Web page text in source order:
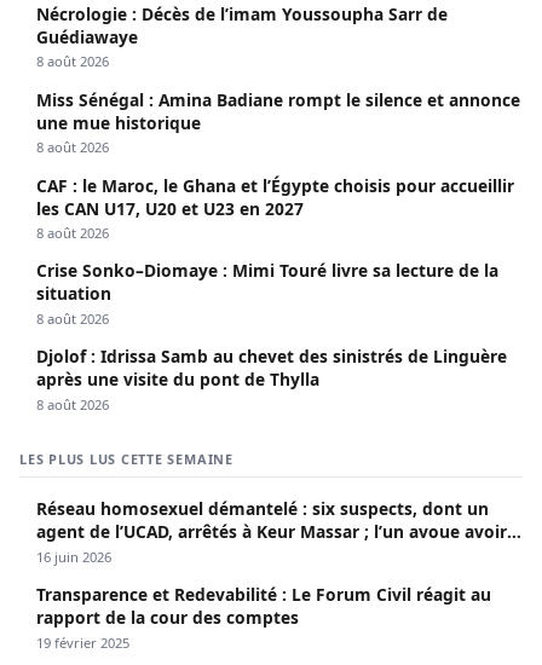
Nécrologie : Décès de l’imam Youssoupha Sarr de
Guédiawaye
8 août 2026
Miss Sénégal : Amina Badiane rompt le silence et annonce
une mue historique
8 août 2026
CAF : le Maroc, le Ghana et l’Égypte choisis pour accueillir
les CAN U17, U20 et U23 en 2027
8 août 2026
Crise Sonko–Diomaye : Mimi Touré livre sa lecture de la
situation
8 août 2026
Djolof : Idrissa Samb au chevet des sinistrés de Linguère
après une visite du pont de Thylla
8 août 2026
LES PLUS LUS CETTE SEMAINE
Réseau homosexuel démantelé : six suspects, dont un
agent de l’UCAD, arrêtés à Keur Massar ; l’un avoue avoir
propagé le VIH depuis 2018
16 juin 2026
Transparence et Redevabilité : Le Forum Civil réagit au
rapport de la cour des comptes
19 février 2025